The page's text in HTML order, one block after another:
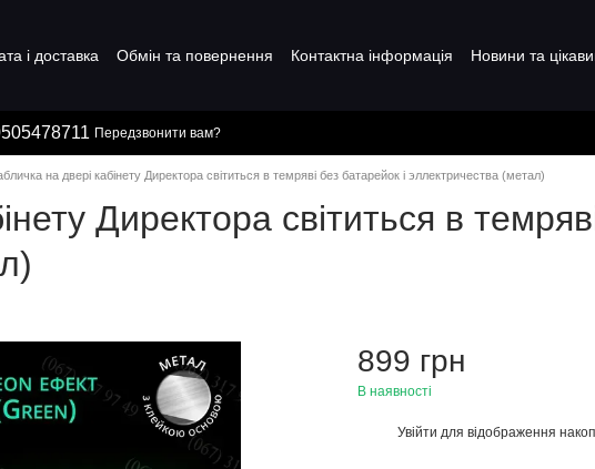
і доставка Обмін та повернення Контактна інформація Новини та
Передзвонити вам?
на двері кабінету Директора світиться в темряві без батарейок і эллектричества (метал)
Директора світиться в
899 грн
В наявності
Увійти для відображення